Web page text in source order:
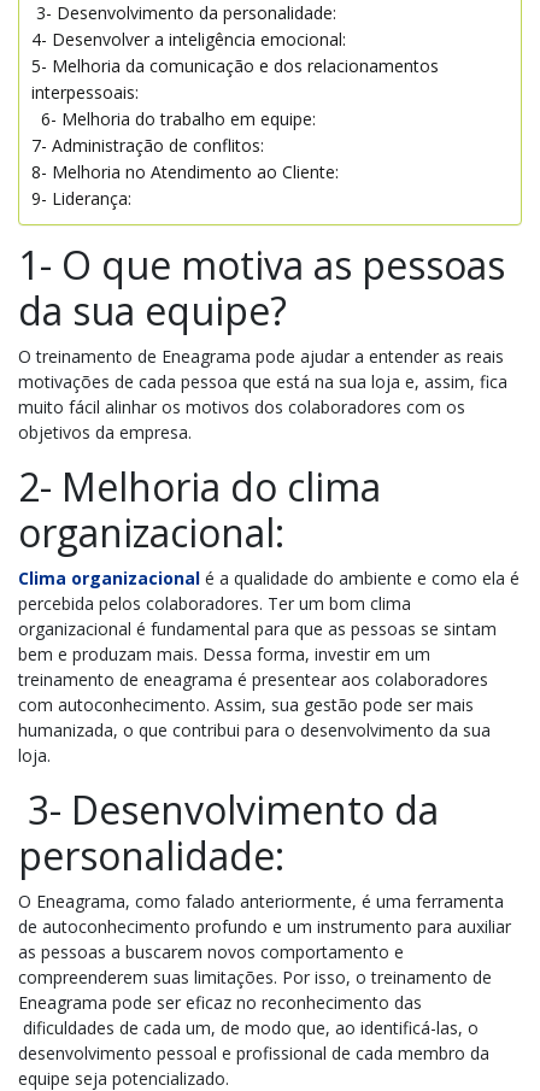
3- Desenvolvimento da personalidade:
4- Desenvolver a inteligência emocional:
5- Melhoria da comunicação e dos relacionamentos
interpessoais:
6- Melhoria do trabalho em equipe:
7- Administração de conflitos:
8- Melhoria no Atendimento ao Cliente:
9- Liderança:
1- O que motiva as pessoas
da sua equipe?
O treinamento de Eneagrama pode ajudar a entender as reais
motivações de cada pessoa que está na sua loja e, assim, fica
muito fácil alinhar os motivos dos colaboradores com os
objetivos da empresa.
2- Melhoria do clima
organizacional:
Clima organizacional é a qualidade do ambiente e como ela é
percebida pelos colaboradores. Ter um bom clima
organizacional é fundamental para que as pessoas se sintam
bem e produzam mais. Dessa forma, investir em um
treinamento de eneagrama é presentear aos colaboradores
com autoconhecimento. Assim, sua gestão pode ser mais
humanizada, o que contribui para o desenvolvimento da sua
loja.
3- Desenvolvimento da
personalidade:
O Eneagrama, como falado anteriormente, é uma ferramenta
de autoconhecimento profundo e um instrumento para auxiliar
as pessoas a buscarem novos comportamento e
compreenderem suas limitações. Por isso, o treinamento de
Eneagrama pode ser eficaz no reconhecimento das
dificuldades de cada um, de modo que, ao identificá-las, o
desenvolvimento pessoal e profissional de cada membro da
equipe seja potencializado.